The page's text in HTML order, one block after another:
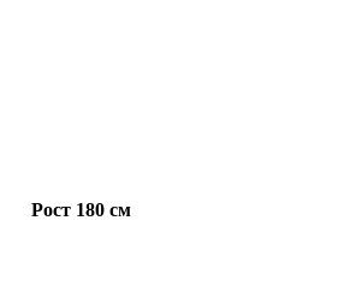
Рост 180 см